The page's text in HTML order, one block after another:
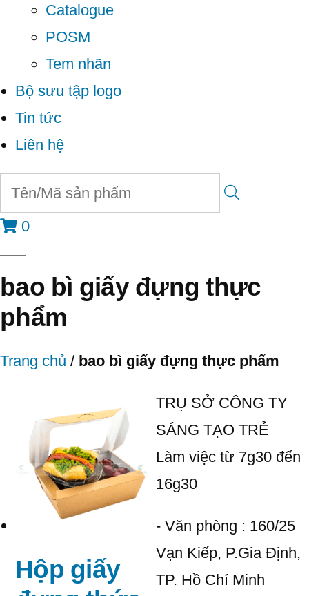
Catalogue
POSM
Tem nhãn
Bộ sưu tập logo
Tin tức
Liên hệ
0
bao bì giấy đựng thực
phẩm
Trang chủ / bao bì giấy đựng thực phẩm
Hộp giấy
TRỤ SỞ CÔNG TY
SÁNG TẠO TRẺ
Làm việc từ 7g30 đến
16g30
- Văn phòng : 160/25
Vạn Kiếp, P.Gia Định,
TP. Hồ Chí Minh